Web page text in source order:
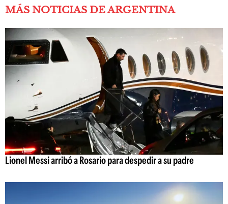
MÁS NOTICIAS DE ARGENTINA
Lionel Messi arribó a Rosario para despedir a su padre